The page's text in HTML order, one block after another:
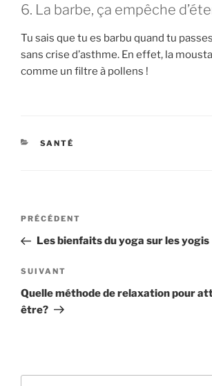
6. La barbe, ça empêche
Tu sais que tu es barbu quand tu
sans crise d’asthme. En effet, la
comme un filtre à pollens !
CATÉGORIES
SANTÉ
Navigation
l’article
Article
précédent
PRÉCÉDENT
Les bienfaits du yoga sur les yogis
Article
suivant
SUIVANT
Quelle méthode de relaxation pour
être?